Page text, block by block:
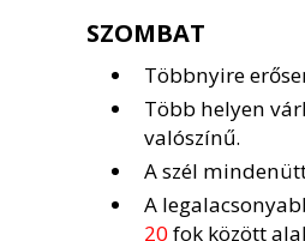
SZOMBAT
Többnyire
Több helyen
valószínű.
A szél
A
20fok között